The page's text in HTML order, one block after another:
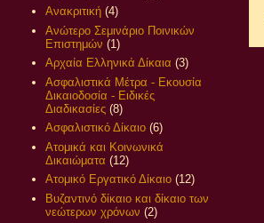
Ανακριτική (4)
Ανώτερο Σεμινάριο Ποινικών
Επιστημών (1)
Αρχαία Ελληνικά Δίκαια (3)
Ασφαλιστικά Μέτρα - Εκουσία
Δικαιοδοσία - Ειδικές
Διαδικασίες (8)
Ασφαλιστικό Δίκαιο (6)
Ατομικά και Κοινωνικά
Δικαιώματα (12)
Ατομικό Εργατικό Δίκαιο (12)
Βυζαντινό δίκαιο και δίκαιο των
νεώτερων χρόνων (2)